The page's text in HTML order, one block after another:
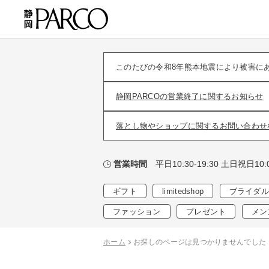
このたびの令和8年熊本地震により被害
静岡PARCOの営業終了に関するお知らせ
落とし物やショップに関するお問い合わ
営業時間 平日10:30-19:30 土日祝日
ギフト limitedshop ブライダル
ファッション プレゼント メ
ホーム お探しのページは見つかりませんでした